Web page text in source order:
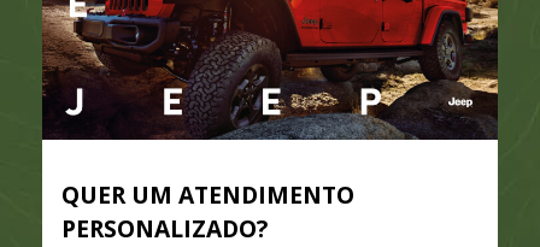
QUER UM ATENDIMENTO
PERSONALIZADO?